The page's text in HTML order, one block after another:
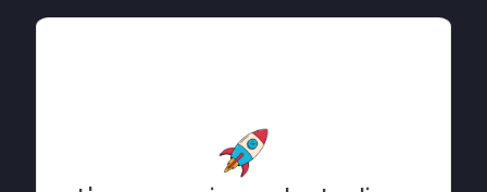
est là pour toi. Fondée par Ludovic Collet et Claudia
Cochet, des experts de la création de contenu depuis
2013, notre agence te propose des stratégies
innovantes pour t'adapter à l'évolution constante du